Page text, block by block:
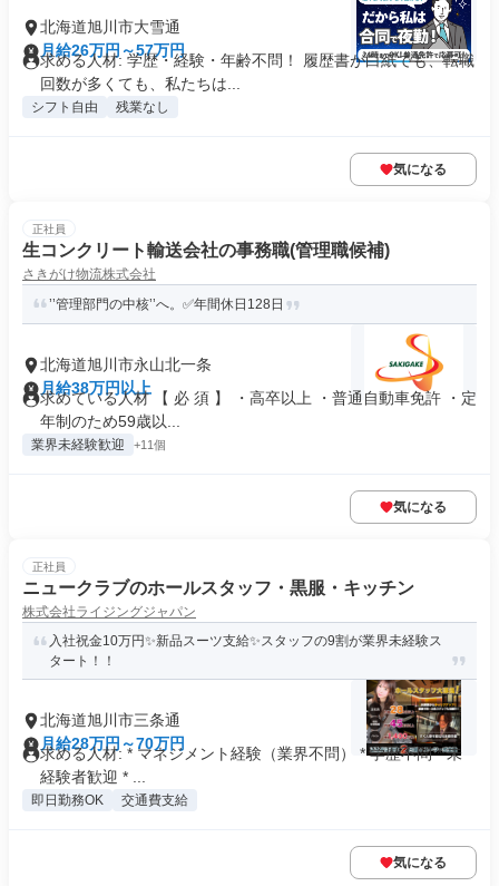
北海道旭川市大雪通
月給26万円～57万円
求める人材: 学歴・経験・年齢不問！ 履歴書が白紙でも、転職
回数が多くても、私たちは...
シフト自由 残業なし
気になる
正社員
生コンクリート輸送会社の事務職(管理職候補)
さきがけ物流株式会社
’’管理部門の中核’’へ。✅年間休日128日
北海道旭川市永山北一条
月給38万円以上
求めている人材 【 必 須 】 ・高卒以上 ・普通自動車免許 ・定
年制のため59歳以...
業界未経験歓迎 +11個
気になる
正社員
ニュークラブのホールスタッフ・黒服・キッチン
株式会社ライジングジャパン
入社祝金10万円✨新品スーツ支給✨スタッフの9割が業界未経験ス
タート！！
北海道旭川市三条通
月給28万円～70万円
求める人材: * マネジメント経験（業界不問） * 学歴不問 * 未
経験者歓迎 * ...
即日勤務OK 交通費支給
気になる